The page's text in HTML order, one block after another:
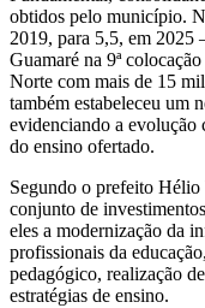
obtidos pelo município.
2019, para 5,5, em
Guamaré na 9ª
Norte com mais de 15
também estabeleceu um
evidenciando a evolução
do ensino ofertado.
Segundo o prefeito
conjunto de
eles a modernização da
profissionais da
pedagógico, realização
estratégias de ensino.